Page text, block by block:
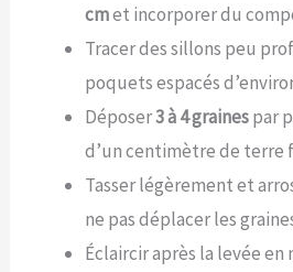
cmet incorporer du
Tracer des sillons peu
poquets espacés
Déposer3 à 4 grainespar
d’un centimètre de terre
Tasser légèrement et
ne pas déplacer les
Éclaircir après la levée